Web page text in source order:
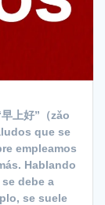
上好”（zǎo
que se
empleamos
Hablando
debe a
se suele